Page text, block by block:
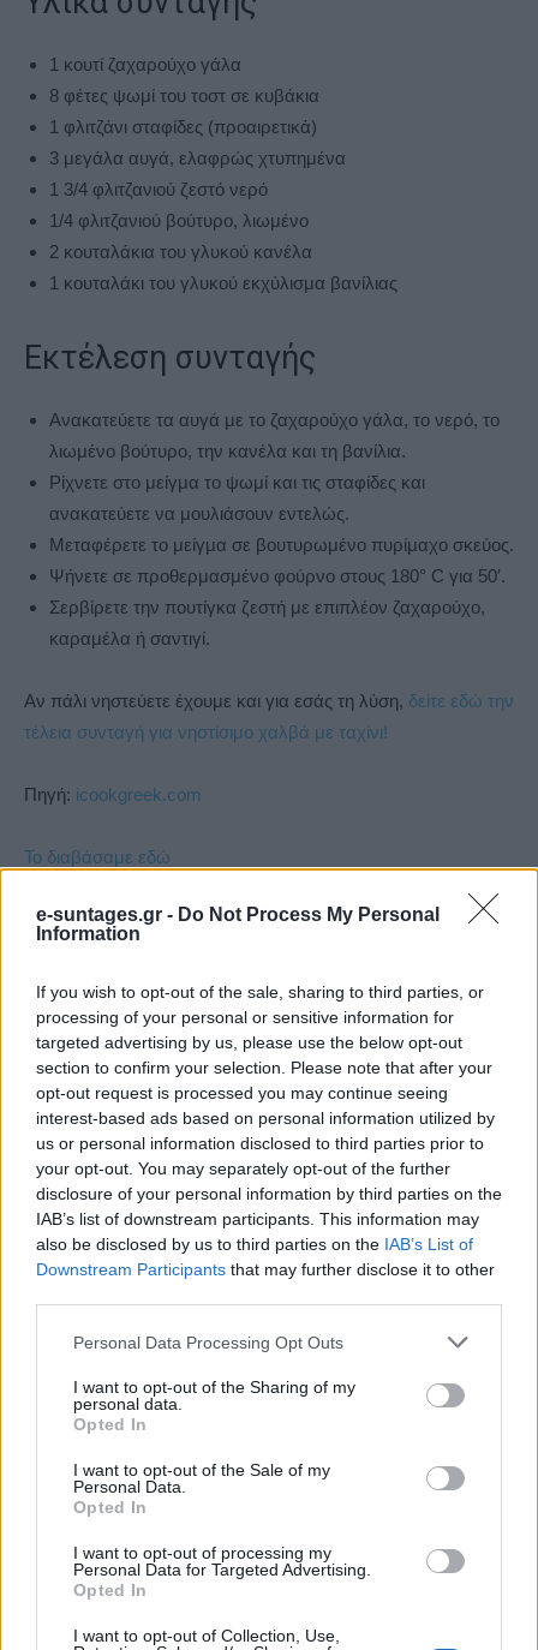
e-suntages.gr - Do Not Process My Personal
Information
If you wish to opt-out of the sale, sharing to third parties, or
processing of your personal or sensitive information for
targeted advertising by us, please use the below opt-out
section to confirm your selection. Please note that after your
opt-out request is processed you may continue seeing
interest-based ads based on personal information utilized by
us or personal information disclosed to third parties prior to
your opt-out. You may separately opt-out of the further
disclosure of your personal information by third parties on the
IAB’s list of downstream participants. This information may
also be disclosed by us to third parties on the IAB’s List of
Downstream Participants that may further disclose it to other
Please note that this website/app uses one or more Google
not limited to your visit or usage behaviour. You may click to
grant or deny consent to Google and its third-party tags to
use your data for below specified purposes in below Google
consent section.
Personal Data Processing Opt Outs
I want to opt-out of the Sharing of my
personal data.
Opted In
I want to opt-out of the Sale of my
Personal Data.
Opted In
I want to opt-out of processing my
Personal Data for Targeted Advertising.
Opted In
I want to opt-out of Collection, Use,
1 κουτί ζαχαρούχο γάλα
8 φέτες ψωμί του τοστ σε κυβάκια
1 φλιτζάνι σταφίδες (προαιρετικά)
3 μεγάλα αυγά, ελαφρώς χτυπημένα
1 3/4 φλιτζανιού ζεστό νερό
1/4 φλιτζανιού βούτυρο, λιωμένο
2 κουταλάκια του γλυκού κανέλα
1 κουταλάκι του γλυκού εκχύλισμα βανίλιας
Εκτέλεση συνταγής
Ανακατεύετε τα αυγά με το ζαχαρούχο γάλα, το νερό, το
λιωμένο βούτυρο, την κανέλα και τη βανίλια.
Ρίχνετε στο μείγμα το ψωμί και τις σταφίδες και
ανακατεύετε να μουλιάσουν εντελώς.
Μεταφέρετε το μείγμα σε βουτυρωμένο πυρίμαχο σκεύος.
Ψήνετε σε προθερμασμένο φούρνο στους 180° C για 50′.
Σερβίρετε την πουτίγκα ζεστή με επιπλέον ζαχαρούχο,
καραμέλα ή σαντιγί.
Αν πάλι νηστεύετε έχουμε και για εσάς τη λύση, δείτε εδώ την
τέλεια συνταγή για νηστίσιμο χαλβά με ταχίνι!
Πηγή: icookgreek.com
Το διαβάσαμε εδώ
Δείτε και αυτά
αποχρώσεις στη διακόσμηση
Αφράτη γιαουρτόπιτα με
λεμόνι και σιμιγδάλι της
Χαλβάς χωρίς ζάχαρη με
σοκολάτα και καβουρδισμένο